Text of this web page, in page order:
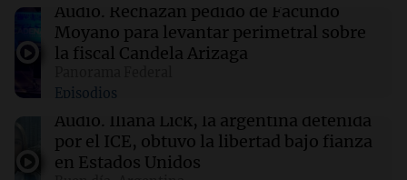
00:21 Clima
Clima en Mendoza: cómo estará el tiempo
00:16 Clima
Clima en Santa Fe: cómo estará el tiempo este
sábado 8 de agosto
Audio. Rechazan pedido de Facundo
Moyano para levantar perimetral sobre
la fiscal Candela Arizaga
Episodios
Audio. Iliana Lick, la argentina detenida
por el ICE, obtuvo la libertad bajo fianza
en Estados Unidos